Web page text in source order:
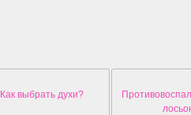
Как выбрать духи?